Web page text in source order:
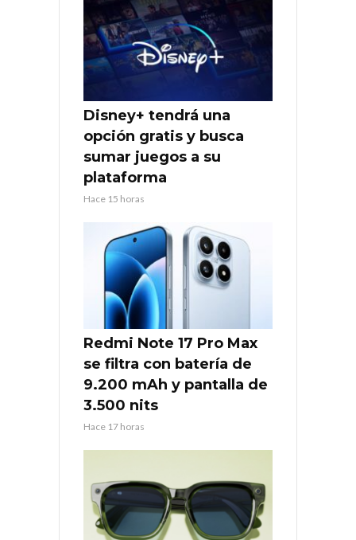
Disney+ tendrá una
opción gratis y busca
sumar juegos a su
plataforma
Hace 15 horas
Redmi Note 17 Pro Max
se filtra con batería de
9.200 mAh y pantalla de
3.500 nits
Hace 17 horas